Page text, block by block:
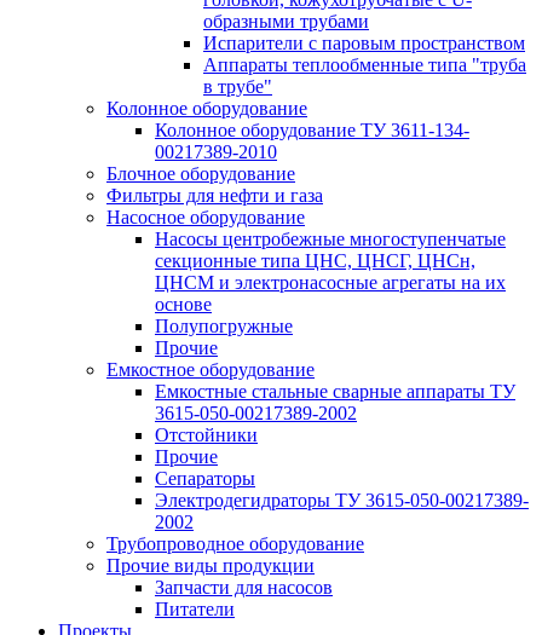
образными трубами
Испарители с паровым пространством
Аппараты теплообменные типа "труба
в трубе"
Колонное оборудование
Колонное оборудование ТУ 3611-134-
00217389-2010
Блочное оборудование
Фильтры для нефти и газа
Насосное оборудование
Насосы центробежные многоступенчатые
секционные типа ЦНС, ЦНСГ, ЦНСн,
ЦНСМ и электронасосные агрегаты на их
основе
Полупогружные
Прочие
Емкостное оборудование
Емкостные стальные сварные аппараты ТУ
3615-050-00217389-2002
Отстойники
Прочие
Сепараторы
Электродегидраторы ТУ 3615-050-00217389-
2002
Трубопроводное оборудование
Прочие виды продукции
Запчасти для насосов
Питатели
Проекты